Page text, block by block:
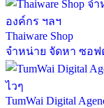
Thaiware Shop
จำหน่าย จัดหา ซอ
TumWai Digital